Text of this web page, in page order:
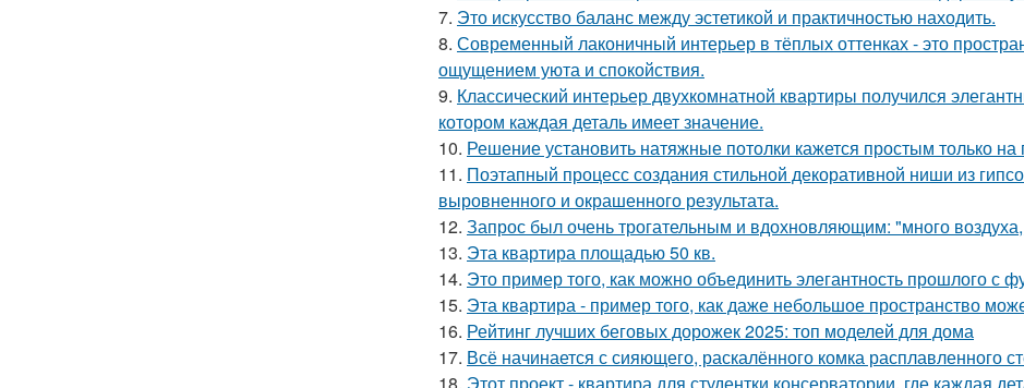
7. Это искусство баланс между эстетикой и практичностью находить.
8. Современный лаконичный интерьер в тёплых оттенках - это
ощущением уюта и спокойствия.
9. Классический интерьер двухкомнатной квартиры получился
котором каждая деталь имеет значение.
10. Решение установить натяжные потолки кажется простым только на
11. Поэтапный процесс создания стильной декоративной ниши из
выровненного и окрашенного результата.
12. Запрос был очень трогательным и вдохновляющим: "много воздуха,
13. Эта квартира площадью 50 кв.
14. Это пример того, как можно объединить элегантность прошлого с
15. Эта квартира - пример того, как даже небольшое пространство
16. Рейтинг лучших беговых дорожек 2025: топ моделей для дома
17. Всё начинается с сияющего, раскалённого комка расплавленного